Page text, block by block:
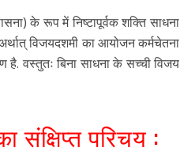
के रूप में निष्टापूर्वक शक्ति साधना
विजयदशमी का आयोजन कर्मचेतना
है. वस्तुतः बिना साधना के सच्ची विजय
संक्षिप्त परिचय :